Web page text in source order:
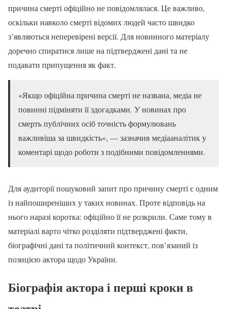
причина смерті офіційно не повідомлялася. Це важливо,
оскільки навколо смерті відомих людей часто швидко
з’являються неперевірені версії. Для новинного матеріалу
доречно спиратися лише на підтверджені дані та не
подавати припущення як факт.
«Якщо офіційна причина смерті не названа, медіа не
повинні підміняти її здогадками. У новинах про
смерть публічних осіб точність формулювань
важливіша за швидкість», — зазначив медіааналітик у
коментарі щодо роботи з подібними повідомленнями.
Для аудиторії пошуковий запит про причину смерті є одним
із найпоширеніших у таких новинах. Проте відповідь на
нього наразі коротка: офіційно її не розкрили. Саме тому в
матеріалі варто чітко розділяти підтверджені факти,
біографічні дані та політичний контекст, пов’язаний із
позицією актора щодо України.
Біографія актора і перші кроки в